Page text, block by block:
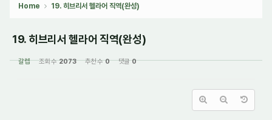
Home 19. 히브리서 헬라어 직역(완성)
19. 히브리서 헬라어 직역(완성)
갈렙 조회 수2073 추천 수0 댓글0